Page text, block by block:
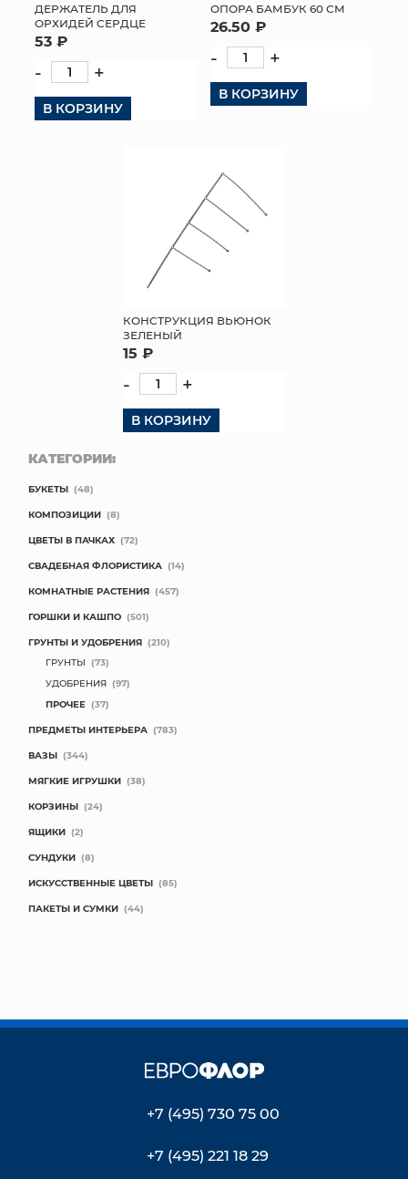
ДЕРЖАТЕЛЬ ДЛЯ
ОРХИДЕЙ СЕРДЦЕ
53 ₽
- +
В КОРЗИНУ
ОПОРА БАМБУК 60 СМ
26.50 ₽
- +
В КОРЗИНУ
КОНСТРУКЦИЯ ВЬЮНОК
ЗЕЛЕНЫЙ
15 ₽
- +
В КОРЗИНУ
КАТЕГОРИИ:
БУКЕТЫ (48)
КОМПОЗИЦИИ (8)
ЦВЕТЫ В ПАЧКАХ (72)
СВАДЕБНАЯ ФЛОРИСТИКА (14)
КОМНАТНЫЕ РАСТЕНИЯ (457)
ГОРШКИ И КАШПО (501)
ГРУНТЫ И УДОБРЕНИЯ (210)
ГРУНТЫ (73)
УДОБРЕНИЯ (97)
ПРОЧЕЕ (37)
ПРЕДМЕТЫ ИНТЕРЬЕРА (783)
ВАЗЫ (344)
МЯГКИЕ ИГРУШКИ (38)
КОРЗИНЫ (24)
ЯЩИКИ (2)
СУНДУКИ (8)
ИСКУССТВЕННЫЕ ЦВЕТЫ (85)
ПАКЕТЫ И СУМКИ (44)
+7 (495) 730 75 00
+7 (495) 221 18 29